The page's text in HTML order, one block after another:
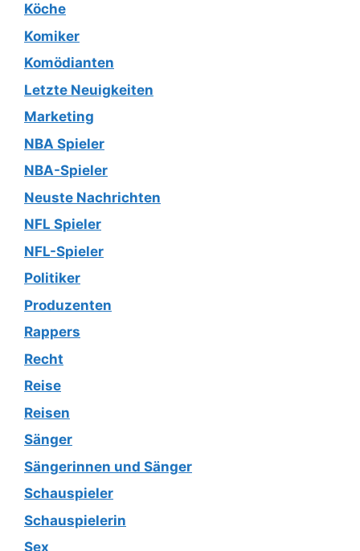
Köche
Komiker
Komödianten
Letzte Neuigkeiten
Marketing
NBA Spieler
NBA-Spieler
Neuste Nachrichten
NFL Spieler
NFL-Spieler
Politiker
Produzenten
Rappers
Recht
Reise
Reisen
Sänger
Sängerinnen und Sänger
Schauspieler
Schauspielerin
Sex